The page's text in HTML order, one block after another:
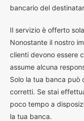
bancario del
Il servizio è offerto
Nonostante il nostro
clienti devono essere
assume alcuna
Solo la tua banca può
corretti. Se stai
poco tempo a
la tua banca.